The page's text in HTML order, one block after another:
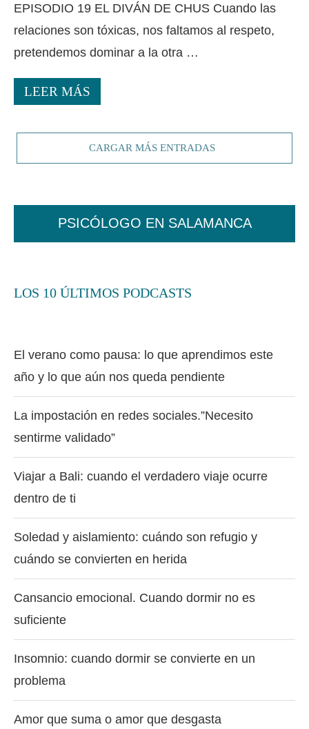
EPISODIO 19 EL DIVÁN DE CHUS Cuando las
relaciones son tóxicas, nos faltamos al respeto,
pretendemos dominar a la otra …
LEER MÁS
CARGAR MÁS ENTRADAS
PSICÓLOGO EN SALAMANCA
LOS 10 ÚLTIMOS PODCASTS
El verano como pausa: lo que aprendimos este
año y lo que aún nos queda pendiente
La impostación en redes sociales.”Necesito
sentirme validado”
Viajar a Bali: cuando el verdadero viaje ocurre
dentro de ti
Soledad y aislamiento: cuándo son refugio y
cuándo se convierten en herida
Cansancio emocional. Cuando dormir no es
suficiente
Insomnio: cuando dormir se convierte en un
problema
Amor que suma o amor que desgasta